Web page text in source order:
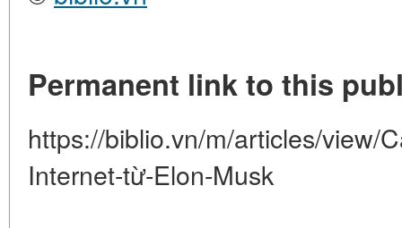
Permanent link to this
https://biblio.vn/m/articles/view/
Internet-từ-Elon-Musk